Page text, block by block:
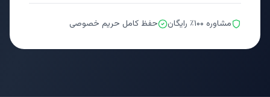
مشاوره ۱۰۰٪ رایگان حفظ کامل حریم خصوصی